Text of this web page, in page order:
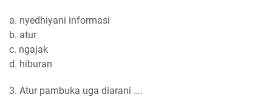
a. nyedhiyani informasi
b. atur
c. ngajak
d. hiburan
3. Atur pambuka uga diarani ….